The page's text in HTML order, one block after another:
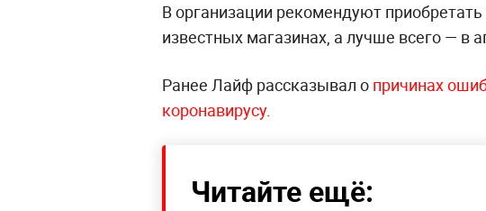
В организации рекомендуют
известных магазинах, а лучше всего — в
Ранее Лайф рассказывал о причинах
коронавирусу.
Читайте ещё: